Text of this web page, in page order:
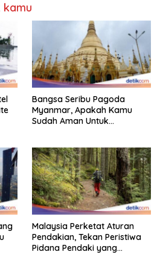
kamu
Bangsa Seribu Pagoda
Myanmar, Apakah Kamu
Sudah Aman Untuk
Malaysia Perketat Aturan
Pendakian, Tekan Peristiwa
Pidana Pendaki yang